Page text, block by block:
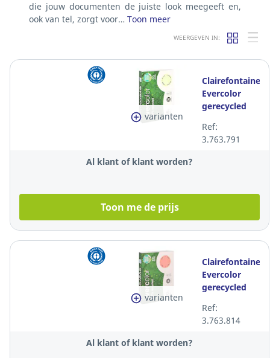
die jouw documenten de juiste look meegeeft en,
ook van tel, zorgt voor… Toon meer
WEERGEVEN IN:
varianten
Clairefontaine
Evercolor
gerecycled
papier, 80 g,
per 500 vellen
Ref:
3.763.791
Al klant of klant worden?
Toon me de prijs
varianten
Clairefontaine
Evercolor
gerecycled
papier, 80 g,
per 500 vellen
Ref:
3.763.814
Al klant of klant worden?